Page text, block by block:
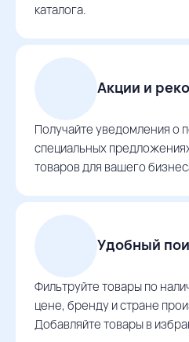
каталога.
Акции и
Получайте уведомления о
специальных
товаров для вашего
Удобный
Фильтруйте товары по
цене, бренду и стране
Добавляйте товары в